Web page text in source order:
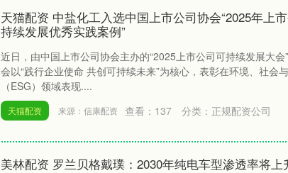
天猫配资 中盐化工入选中国上市公司协会“2025年上
持续发展优秀实践案例”
近日，由中国上市公司协会主办的“2025上市公司可持续发展大会
会以“践行企业使命 共创可持续未来”为核心，表彰在环境、社会
（ESG）领域表现....
天猫配资 来源：信康配资 查看： 137 分类： 正规配资公司
美林配资 罗兰贝格戴璞：2030年纯电车型渗透率将上